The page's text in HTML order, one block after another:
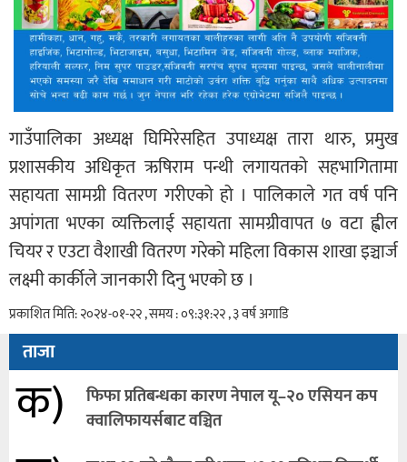
गाउँपालिका अध्यक्ष घिमिरेसहित उपाध्यक्ष तारा थारु, प्रमुख
प्रशासकीय अधिकृत ऋषिराम पन्थी लगायतको सहभागितामा
सहायता सामग्री वितरण गरीएको हो । पालिकाले गत वर्ष पनि
अपांगता भएका व्यक्तिलाई सहायता सामग्रीवापत ७ वटा ह्वील
चियर र एउटा वैशाखी वितरण गरेको महिला विकास शाखा इञ्चार्ज
लक्ष्मी कार्कीले जानकारी दिनु भएको छ ।
प्रकाशित मिति: २०२४-०१-२२ , समय : ०९:३१:२२ , ३ वर्ष अगाडि
ताजा
क)
फिफा प्रतिबन्धका कारण नेपाल यू–२० एसियन कप
क्वालिफायर्सबाट वञ्चित